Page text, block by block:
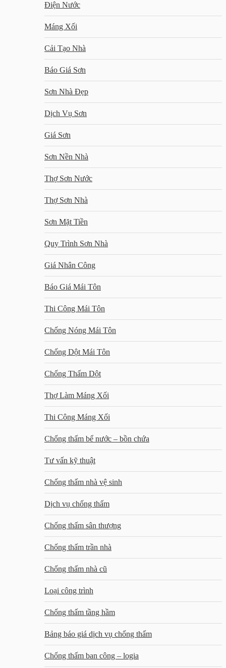
Điện Nước
Máng Xối
Cải Tạo Nhà
Báo Giá Sơn
Sơn Nhà Đẹp
Dịch Vụ Sơn
Giá Sơn
Sơn Nền Nhà
Thợ Sơn Nước
Thợ Sơn Nhà
Sơn Mặt Tiền
Quy Trình Sơn Nhà
Giá Nhân Công
Báo Giá Mái Tôn
Thi Công Mái Tôn
Chống Nóng Mái Tôn
Chống Dột Mái Tôn
Chống Thấm Dột
Thợ Làm Máng Xối
Thi Công Máng Xối
Chống thấm bể nước – bồn chứa
Tư vấn kỹ thuật
Chống thấm nhà vệ sinh
Dịch vụ chống thấm
Chống thấm sân thượng
Chống thấm trần nhà
Chống thấm nhà cũ
Loại công trình
Chống thấm tầng hầm
Bảng báo giá dịch vụ chống thấm
Chống thấm ban công – logia